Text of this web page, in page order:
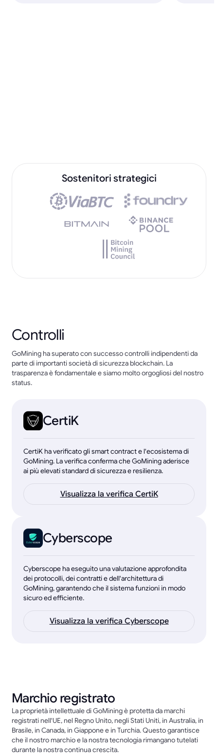
Sostenitori strategici
Controlli
GoMining ha superato con successo controlli indipendenti da
parte di importanti società di sicurezza blockchain. La
trasparenza è fondamentale e siamo molto orgogliosi del nostro
status.
CertiK
CertiK ha verificato gli smart contract e l'ecosistema di
GoMining. La verifica conferma che GoMining aderisce
ai più elevati standard di sicurezza e resilienza.
Visualizza la verifica CertiK
Cyberscope
Cyberscope ha eseguito una valutazione approfondita
dei protocolli, dei contratti e dell'architettura di
GoMining, garantendo che il sistema funzioni in modo
sicuro ed efficiente.
Visualizza la verifica Cyberscope
Marchio registrato
La proprietà intellettuale di GoMining è protetta da marchi
registrati nell'UE, nel Regno Unito, negli Stati Uniti, in Australia, in
Brasile, in Canada, in Giappone e in Turchia. Questo garantisce
che il nostro marchio e la nostra tecnologia rimangano tutelati
durante la nostra continua crescita.